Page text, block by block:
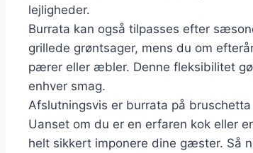
lejligheder.
Burrata kan også tilpasses efter
grillede grøntsager, mens du om
pærer eller æbler. Denne fleksibilitet
enhver smag.
Afslutningsvis er burrata på
Uanset om du er en erfaren kok eller
helt sikkert imponere dine gæster. Så